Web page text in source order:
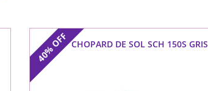
40%
OFF CHOPARD DE SOL SCH 150S GRIS